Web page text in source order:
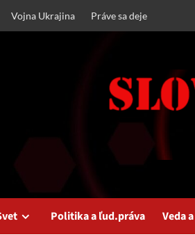
Vojna Ukrajina Práve sa deje
Politika a ľud.práva Veda